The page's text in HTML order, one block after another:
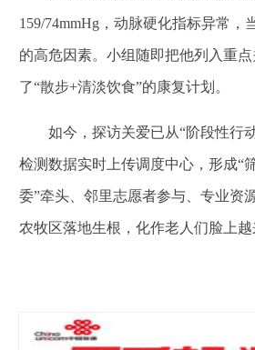
159/74mmHg，动脉硬化指标异常
的高危因素。小组随即把他列入重
了“散步+清淡饮食”的康复计划。
如今，探访关爱已从“阶段性行动
检测数据实时上传调度中心，形成
委”牵头、邻里志愿者参与、专业资
农牧区落地生根，化作老人们脸上越